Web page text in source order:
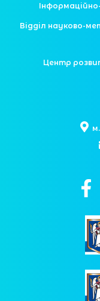
Відділ науково-
Центр